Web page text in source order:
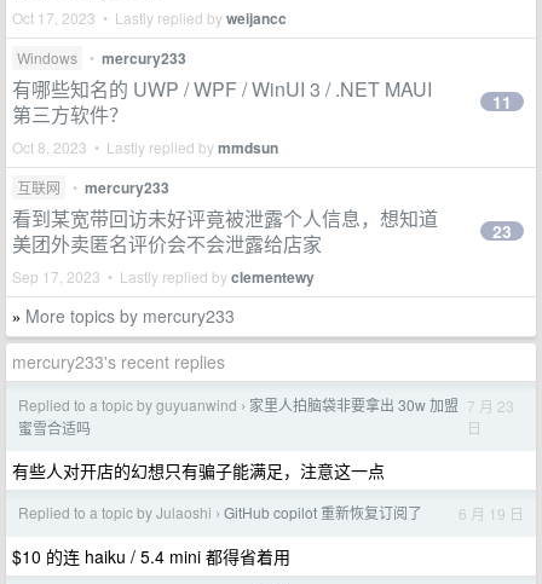
Oct 17, 2023 • Lastly replied byweijancc
Windows • mercury233
有哪些知名的 UWP / WPF / WinUI 3 / .NET MAUI
第三方软件？
Oct 8, 2023 • Lastly replied bymmdsun
11
互联网 • mercury233
看到某宽带回访未好评竟被泄露个人信息，想知道
美团外卖匿名评价会不会泄露给店家
Sep 17, 2023 • Lastly replied byclementewy
23
» More topics by mercury233
mercury233's recent replies
Replied to a topic by guyuanwind › 家里人拍脑袋非要拿出 30w 加盟
蜜雪合适吗
7 月 23
日
有些人对开店的幻想只有骗子能满足，注意这一点
Replied to a topic by Julaoshi › GitHub copilot 重新恢复订阅了 6 月 19 日
$10 的连 haiku / 5.4 mini 都得省着用